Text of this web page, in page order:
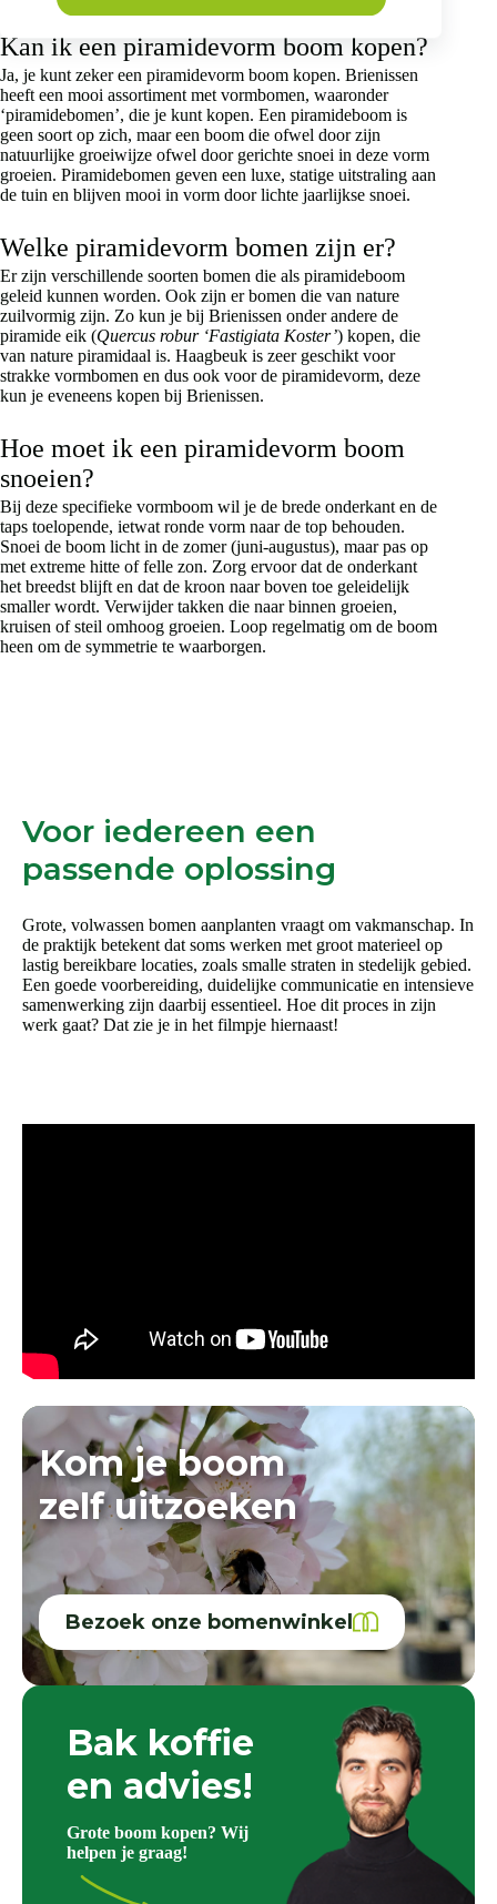
op
de
Kan ik een piramidevorm boom kopen?
Ja, je kunt zeker een piramidevorm boom kopen. Brienissen
heeft een mooi assortiment met vormbomen, waaronder
‘piramidebomen’, die je kunt kopen. Een piramideboom is
geen soort op zich, maar een boom die ofwel door zijn
natuurlijke groeiwijze ofwel door gerichte snoei in deze vorm
groeien. Piramidebomen geven een luxe, statige uitstraling aan
de tuin en blijven mooi in vorm door lichte jaarlijkse snoei.
Welke piramidevorm bomen zijn er?
Er zijn verschillende soorten bomen die als piramideboom
geleid kunnen worden. Ook zijn er bomen die van nature
zuilvormig zijn. Zo kun je bij Brienissen onder andere de
piramide eik (Quercus robur ‘Fastigiata Koster’) kopen, die
van nature piramidaal is. Haagbeuk is zeer geschikt voor
strakke vormbomen en dus ook voor de piramidevorm, deze
kun je eveneens kopen bij Brienissen.
Hoe moet ik een piramidevorm boom
snoeien?
Bij deze specifieke vormboom wil je de brede onderkant en de
taps toelopende, ietwat ronde vorm naar de top behouden.
Snoei de boom licht in de zomer (juni-augustus), maar pas op
met extreme hitte of felle zon. Zorg ervoor dat de onderkant
het breedst blijft en dat de kroon naar boven toe geleidelijk
smaller wordt. Verwijder takken die naar binnen groeien,
kruisen of steil omhoog groeien. Loop regelmatig om de boom
heen om de symmetrie te waarborgen.
Voor iedereen een
passende oplossing
Grote, volwassen bomen aanplanten vraagt om vakmanschap. In
de praktijk betekent dat soms werken met groot materieel op
lastig bereikbare locaties, zoals smalle straten in stedelijk gebied.
Een goede voorbereiding, duidelijke communicatie en intensieve
samenwerking zijn daarbij essentieel. Hoe dit proces in zijn
werk gaat? Dat zie je in het filmpje hiernaast!
Kom je boom
zelf uitzoeken
Bezoek onze bomenwinkel
Bak koffie
en advies!
Grote boom kopen? Wij
helpen je graag!